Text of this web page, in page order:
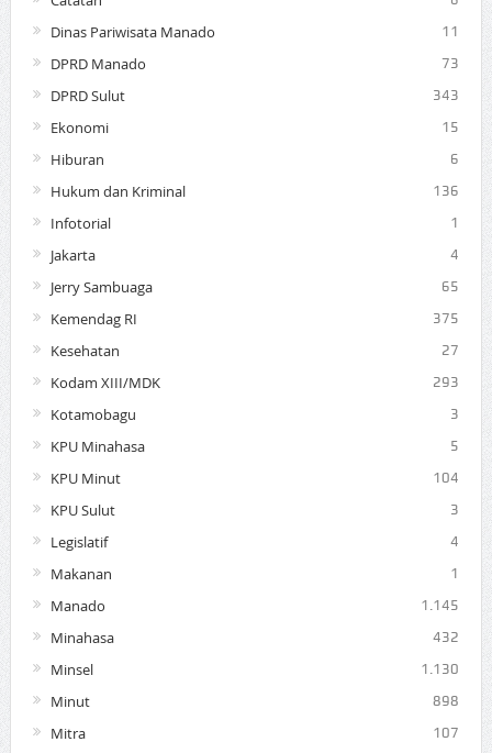
Dinas Pariwisata Manado 11
DPRD Manado 73
DPRD Sulut 343
Ekonomi 15
Hiburan 6
Hukum dan Kriminal 136
Infotorial 1
Jakarta 4
Jerry Sambuaga 65
Kemendag RI 375
Kesehatan 27
Kodam XIII/MDK 293
Kotamobagu 3
KPU Minahasa 5
KPU Minut 104
KPU Sulut 3
Legislatif 4
Makanan 1
Manado 1.145
Minahasa 432
Minsel 1.130
Minut 898
Mitra 107